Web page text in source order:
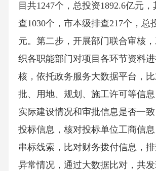
目共1247个，总投资1892.6亿元
查1030个，市本级排查217个，总
元。第二步，开展部门联合审核
织各职能部门对项目各环节资料
核，依托政务服务大数据平台，
批、用地、规划、施工许可等信息
实际建设情况和审批信息是否一
投标信息，核对投标单位工商信
串标线索，比对财务拨付信息，
异常情况，通过大数据比对，共